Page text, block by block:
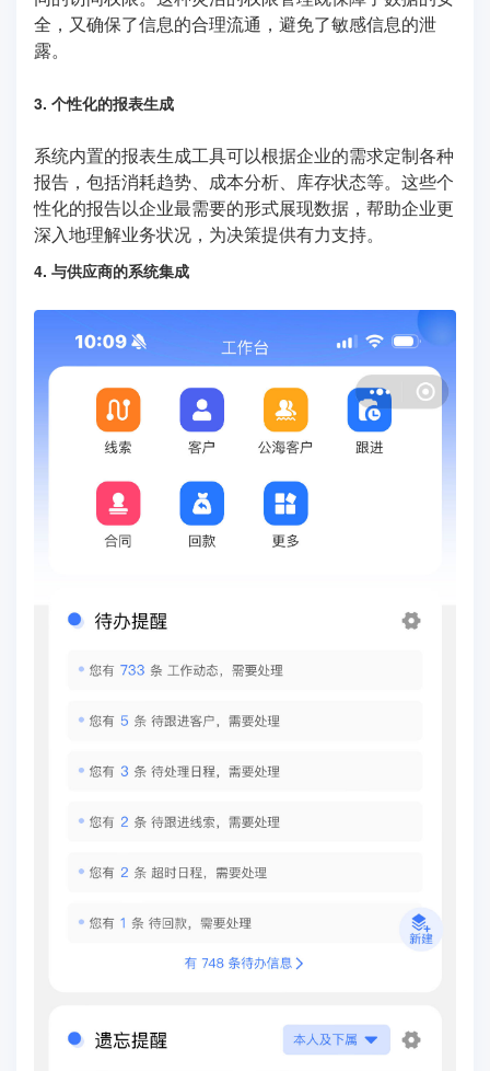
全，又确保了信息的合理流通，避免了敏感信息的泄
露。
3. 个性化的报表生成
系统内置的报表生成工具可以根据企业的需求定制各种
报告，包括消耗趋势、成本分析、库存状态等。这些个
性化的报告以企业最需要的形式展现数据，帮助企业更
深入地理解业务状况，为决策提供有力支持。
4. 与供应商的系统集成